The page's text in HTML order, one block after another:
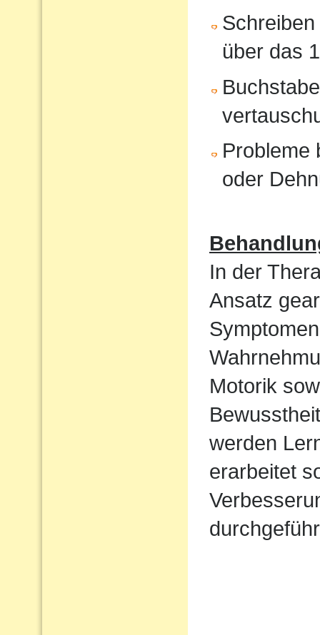
über das
Probleme
oder
In der
Ansatz
Motorik
werden
erarbeitet